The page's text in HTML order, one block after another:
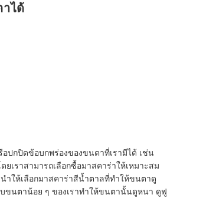
ได้
ปกปิดข้อบกพร่องของขนตาที่เรามีได้ เช่น
เราสามารถเลือกซื้อมาสคาร่าให้เหมาะสม
ำให้เลือกมาสคาร่าสีน้ำตาลที่ทำให้ขนตาดู
บขนตาน้อย ๆ ของเราทำให้ขนตานั้นดูหนา ดูฟู